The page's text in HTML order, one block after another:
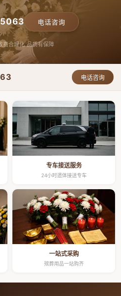
电话咨询
费合理化 品质有保障
电话咨询
专车接送服务
24小时遗体接送专车
一站式采购
殡葬用品一站购齐